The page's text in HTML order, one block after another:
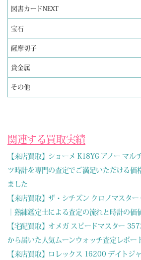
図書カードNEXT
宝石
薩摩切子
貴金属
その他
関連する買取実績
【来店買取】ショーメ K18YG アノー マル
ツ時計を専門の査定でご満足いただける価
ました
【来店買取】ザ・シチズン クロノマスタ
｜熟練鑑定士による査定の流れと時計の価
【宅配買取】オメガ スピードマスター
から届いた人気ムーンウォッチ査定レポー
【来店買取】ロレックス 16200 デイトジ